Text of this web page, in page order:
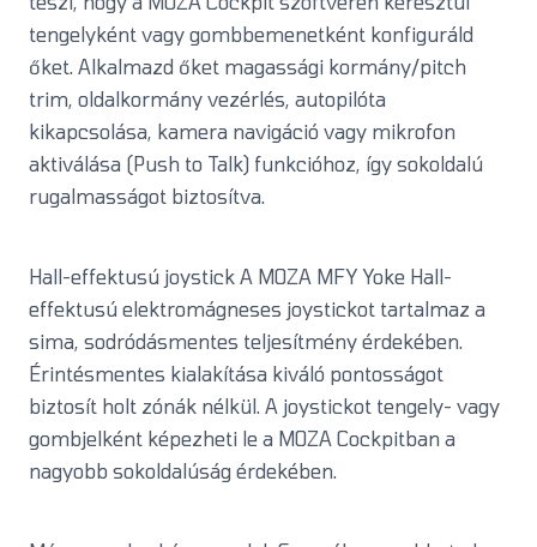
tengelyként vagy gombbemenetként konfiguráld
őket. Alkalmazd őket magassági kormány/pitch
trim, oldalkormány vezérlés, autopilóta
kikapcsolása, kamera navigáció vagy mikrofon
aktiválása (Push to Talk) funkcióhoz, így sokoldalú
rugalmasságot biztosítva.
Hall-effektusú joystick A MOZA MFY Yoke Hall-
effektusú elektromágneses joystickot tartalmaz a
sima, sodródásmentes teljesítmény érdekében.
Érintésmentes kialakítása kiváló pontosságot
biztosít holt zónák nélkül. A joystickot tengely- vagy
gombjelként képezheti le a MOZA Cockpitban a
nagyobb sokoldalúság érdekében.